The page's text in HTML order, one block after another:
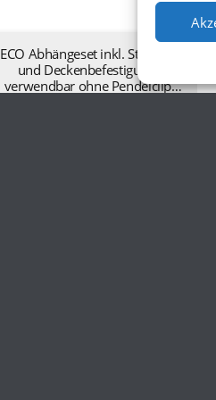
ECO Abhängeset inkl. Stahlseil
und Deckenbefestigung,
verwendbar ohne Pendelclip